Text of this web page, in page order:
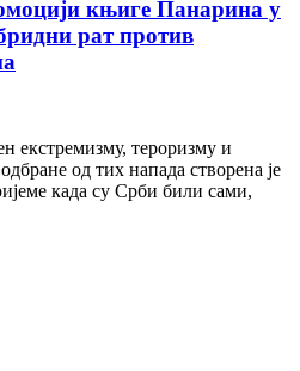
књиге Панарина у
рат против
екстремизму, тероризму и
од тих напада створена је
када су Срби били сами,